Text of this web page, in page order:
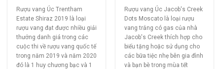
Rượu vang Úc Trentham
Estate Shiraz 2019 là loại
rượu vang đạt được nhiều giải
thưởng danh giá trong các
cuộc thi về rượu vang quốc tế
trong năm 2019 và năm 2020
đó là 1 huy chương bạc và 1
Rượu vang Úc Jacob's Creek
Dots Moscato là loại rượu
vang trắng có gas của nhà
Jacob's Creek thích hợp cho
biếu tặng hoặc sử dụng cho
các bữa tiệc nhẹ bên gia đình
và bạn bè trong mùa tết